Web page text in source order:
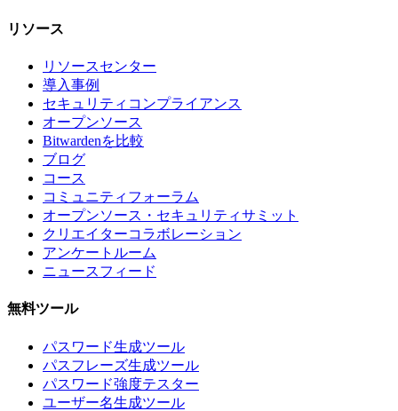
リソース
リソースセンター
導入事例
セキュリティコンプライアンス
オープンソース
Bitwardenを比較
ブログ
コース
コミュニティフォーラム
オープンソース・セキュリティサミット
クリエイターコラボレーション
アンケートルーム
ニュースフィード
無料ツール
パスワード生成ツール
パスフレーズ生成ツール
パスワード強度テスター
ユーザー名生成ツール